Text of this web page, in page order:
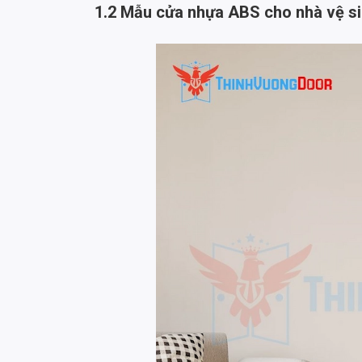
1.2 Mẫu cửa nhựa ABS cho nhà vệ